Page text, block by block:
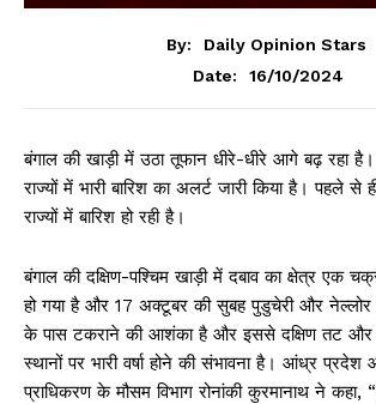
By:
Daily Opinion Stars
Date:
16/10/2024
बंगाल की खाड़ी में उठा तूफान धीरे-धीरे आगे बढ़ रहा
राज्यों में भारी बारिश का अलर्ट जारी किया है। पहले से
राज्यों में बारिश हो रही है।
बंगाल की दक्षिण-पश्चिम खाड़ी में दबाव का क्षेत्र एक
हो गया है और 17 अक्टूबर की सुबह पुडुचेरी और
के पास टकराने की आशंका है और इससे दक्षिण तट और
स्थानों पर भारी वर्षा होने की संभावना है। आंध्र प्रदेश
प्राधिकरण के मौसम विभाग रोनांकी कुरमानाथ ने